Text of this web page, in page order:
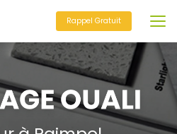
Rappel Gratuit